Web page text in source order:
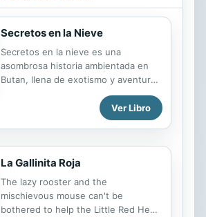
Secretos en la Nieve
Secretos en la nieve es una
asombrosa historia ambientada en
Butan, llena de exotismo y aventura,
un canto a la naturaleza y a las
montañas mas altas de nuestro
planeta azul. Snowbound Secrets is
of Bhutan, full of mystery and
adventure; it is a hymn to nature and
the highest mountains of our blue
planet. Lexile Level: 870L
Ver Libro
La Gallinita Roja
The lazy rooster and the
mischievous mouse can't be
bothered to help the Little Red Hen